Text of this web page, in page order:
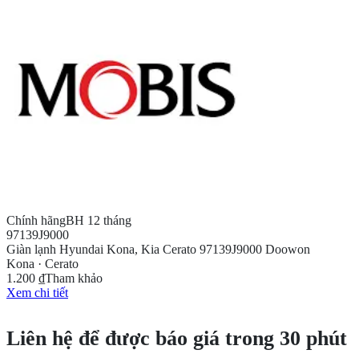
Chính hãngBH 12 tháng
97139J9000
Giàn lạnh Hyundai Kona, Kia Cerato 97139J9000 Doowon
Kona · Cerato
1.200 ₫Tham khảo
Xem chi tiết
Liên hệ để được báo giá trong 30 phút